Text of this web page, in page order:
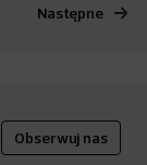
Następne
Obserwuj nas